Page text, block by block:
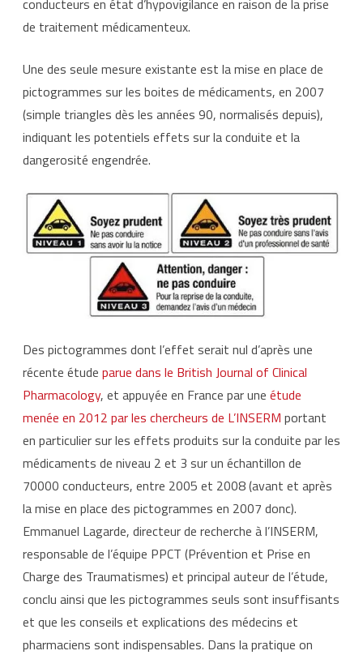
conducteurs en état d’hypovigilance en raison de la prise
de traitement médicamenteux.
Une des seule mesure existante est la mise en place de
pictogrammes sur les boites de médicaments, en 2007
(simple triangles dès les années 90, normalisés depuis),
indiquant les potentiels effets sur la conduite et la
dangerosité engendrée.
Des pictogrammes dont l’effet serait nul d’après une
récente étude parue dans le British Journal of Clinical
Pharmacology, et appuyée en France par une étude
menée en 2012 par les chercheurs de L’INSERM portant
en particulier sur les effets produits sur la conduite par les
médicaments de niveau 2 et 3 sur un échantillon de
70000 conducteurs, entre 2005 et 2008 (avant et après
la mise en place des pictogrammes en 2007 donc).
Emmanuel Lagarde, directeur de recherche à l’INSERM,
responsable de l’équipe PPCT (Prévention et Prise en
Charge des Traumatismes) et principal auteur de l’étude,
conclu ainsi que les pictogrammes seuls sont insuffisants
et que les conseils et explications des médecins et
pharmaciens sont indispensables. Dans la pratique on